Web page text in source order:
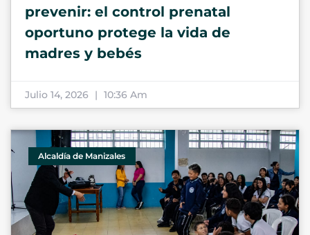
prevenir: el control prenatal
oportuno protege la vida de
madres y bebés
Julio 14, 2026 10:36 Am
Alcaldía de Manizales